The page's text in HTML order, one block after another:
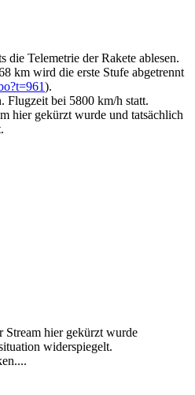
die Telemetrie der Rakete ablesen.
km wird die erste Stufe abgetrennt
).
Flugzeit bei 5800 km/h statt.
hier gekürzt wurde und tatsächlich
Stream hier gekürzt wurde
widerspiegelt.